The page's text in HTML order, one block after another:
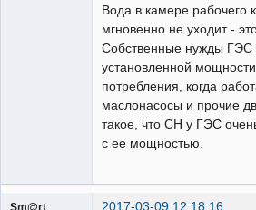
Вода в камере рабочего
мгновенно не уходит -
Собственные нужды ГЭС
установленной
потребления, когда
маслонасосы и прочие
такое, что СН у ГЭС
с ее мощностью.
Sm@rt 2017-03-09 12:18:16